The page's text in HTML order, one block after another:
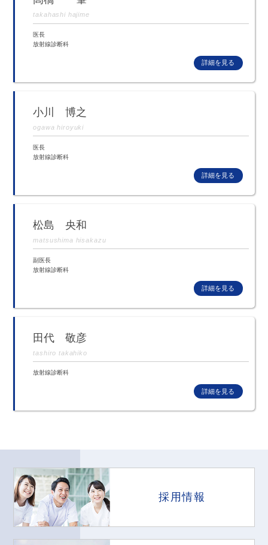
takahashi hajime
医長
放射線診断科
小川 博之
ogawa hiroyuki
医長
放射線診断科
松島 央和
matsushima hisakazu
副医長
放射線診断科
田代 敬彦
tashiro takahiko
放射線診断科
採用情報